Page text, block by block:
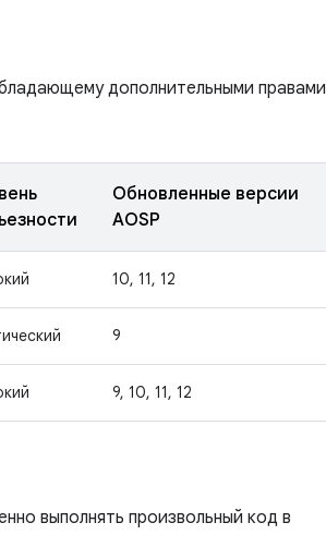
дополнительными правами
Обновленные версии
AOSP
10, 11, 12
9
9, 10, 11, 12
выполнять произвольный код в